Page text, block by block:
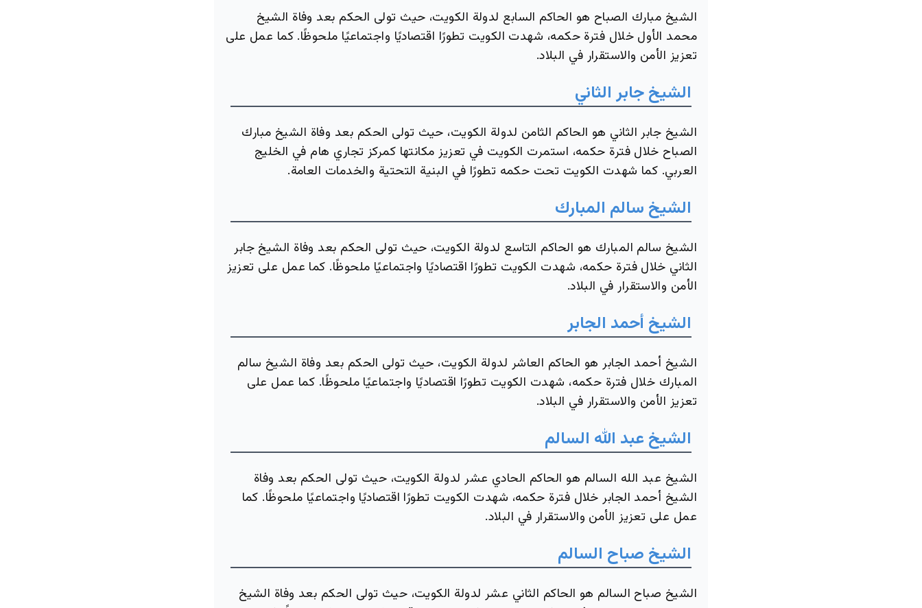
الشيخ مبارك الصباح هو الحاكم السابع لدولة الكويت، حيث تولى الحكم بعد وفاة الشيخ
محمد الأول خلال فترة حكمه، شهدت الكويت تطورًا اقتصاديًا واجتماعيًا ملحوظًا. كما عمل على
تعزيز الأمن والاستقرار في البلاد.
الشيخ جابر الثاني
الشيخ جابر الثاني هو الحاكم الثامن لدولة الكويت، حيث تولى الحكم بعد وفاة الشيخ مبارك
الصباح خلال فترة حكمه، استمرت الكويت في تعزيز مكانتها كمركز تجاري هام في الخليج
العربي. كما شهدت الكويت تحت حكمه تطورًا في البنية التحتية والخدمات العامة.
الشيخ سالم المبارك
الشيخ سالم المبارك هو الحاكم التاسع لدولة الكويت، حيث تولى الحكم بعد وفاة الشيخ جابر
الثاني خلال فترة حكمه، شهدت الكويت تطورًا اقتصاديًا واجتماعيًا ملحوظًا. كما عمل على تعزيز
الأمن والاستقرار في البلاد.
الشيخ أحمد الجابر
الشيخ أحمد الجابر هو الحاكم العاشر لدولة الكويت، حيث تولى الحكم بعد وفاة الشيخ سالم
المبارك خلال فترة حكمه، شهدت الكويت تطورًا اقتصاديًا واجتماعيًا ملحوظًا. كما عمل على
تعزيز الأمن والاستقرار في البلاد.
الشيخ عبد الله السالم
الشيخ عبد الله السالم هو الحاكم الحادي عشر لدولة الكويت، حيث تولى الحكم بعد وفاة
الشيخ أحمد الجابر خلال فترة حكمه، شهدت الكويت تطورًا اقتصاديًا واجتماعيًا ملحوظًا. كما
عمل على تعزيز الأمن والاستقرار في البلاد.
الشيخ صباح السالم
الشيخ صباح السالم هو الحاكم الثاني عشر لدولة الكويت، حيث تولى الحكم بعد وفاة الشيخ